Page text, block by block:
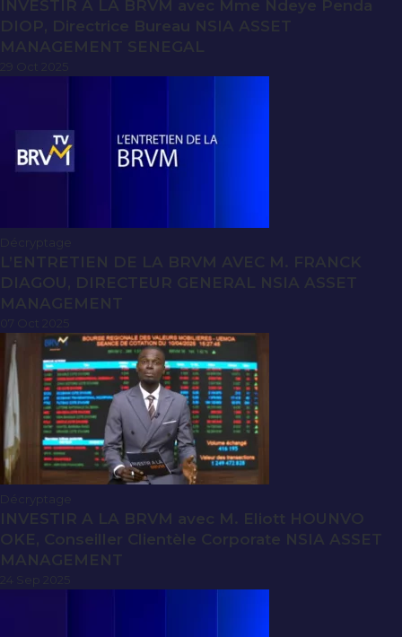
INVESTIR A LA BRVM avec Mme Ndeye Penda
DIOP, Directrice Bureau NSIA ASSET
MANAGEMENT SENEGAL
L’ENTRETIEN DE LA BRVM AVEC M. FRANCK
DIAGOU, DIRECTEUR GENERAL NSIA ASSET
MANAGEMENT
INVESTIR A LA BRVM avec M. Eliott HOUNVO
OKE, Conseiller Clientèle Corporate NSIA ASSET
MANAGEMENT